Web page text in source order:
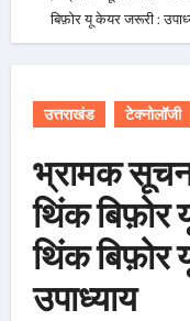
बिफ़ोर यू केयर जरूरी :
उत्तराखंड टेक्नोलॉजी
भ्रामक
थिंक
थिंक
उपाध्याय